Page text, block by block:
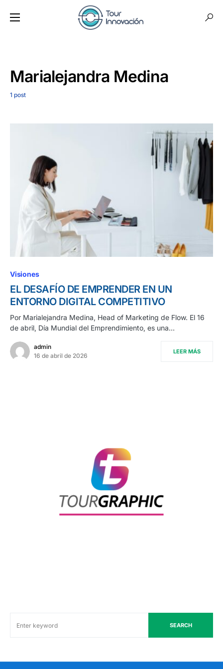
Marialejandra Medina
1 post
Visiones
EL DESAFÍO DE EMPRENDER EN UN
ENTORNO DIGITAL COMPETITIVO
Por Marialejandra Medina, Head of Marketing de Flow. El 16
de abril, Día Mundial del Emprendimiento, es una…
admin
16 de abril de 2026
LEER MÁS
SEARCH